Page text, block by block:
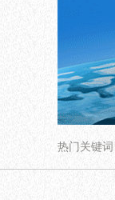
热门关键词